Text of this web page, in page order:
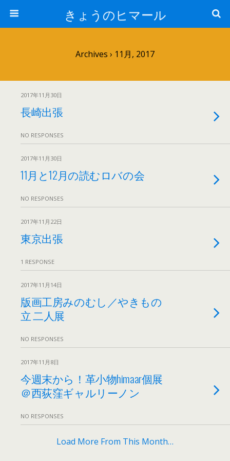
きょうのヒマール
Archives › 11月, 2017
2017年11月30日
長崎出張
NO RESPONSES
2017年11月30日
11月と12月の読むロバの会
NO RESPONSES
2017年11月22日
東京出張
1 RESPONSE
2017年11月14日
版画工房みのむし／やきもの
立 二人展
NO RESPONSES
2017年11月8日
今週末から！革小物himaar個展
＠西荻窪ギャルリーノン
NO RESPONSES
Load More From This Month…